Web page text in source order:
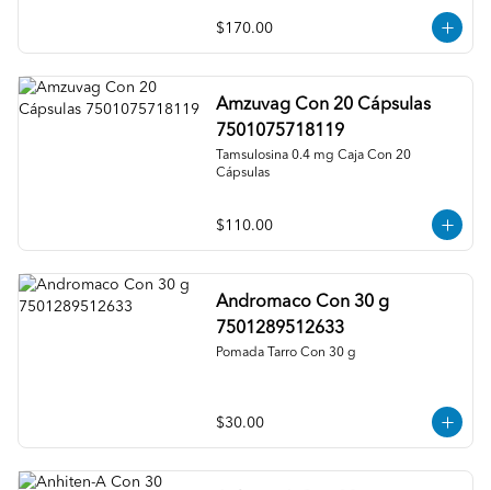
$170.00
Amzuvag Con 20 Cápsulas
7501075718119
Tamsulosina 0.4 mg Caja Con 20
Cápsulas
$110.00
Andromaco Con 30 g
7501289512633
Pomada Tarro Con 30 g
$30.00